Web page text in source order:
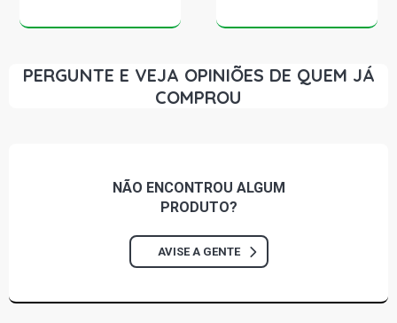
GOL G2 I HATCH 1.6 8V AP (1995 - 1998)
GOL G2 MI HATCH 1.6 8V AP (1997 - 1999)
GOL G2 STAR HATCH 1.6 8V AP (1996 - 1998)
GOL G2 STD HATCH 1.8 8V AP (1995 - 1999)
PERGUNTE E VEJA OPINIÕES DE QUEM JÁ
COMPROU
NÃO ENCONTROU ALGUM
PRODUTO?
AVISE A GENTE